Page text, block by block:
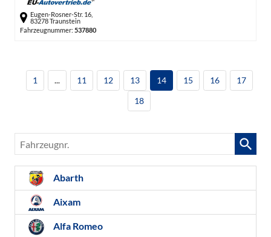
Eugen-Rosner-Str. 16,
83278 Traunstein
Fahrzeugnummer: 537880
1 ... 11 12 13 14 15 16
17
18
Fahrzeugnr.
Abarth
Aixam
Alfa Romeo